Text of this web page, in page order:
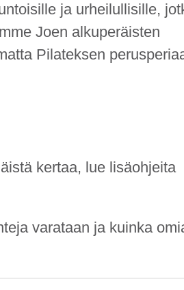
ja urheilullisille,
Joen alkuperäisten
Pilateksen
kertaa, lue lisäohjeita
varataan ja kuinka